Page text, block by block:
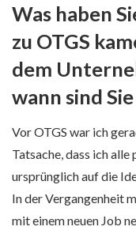
Was haben
zu OTGS
dem
wann sind
Vor OTGS war ich
Tatsache, dass ich alle
ursprünglich auf die
In der Vergangenheit
mit einem neuen Job